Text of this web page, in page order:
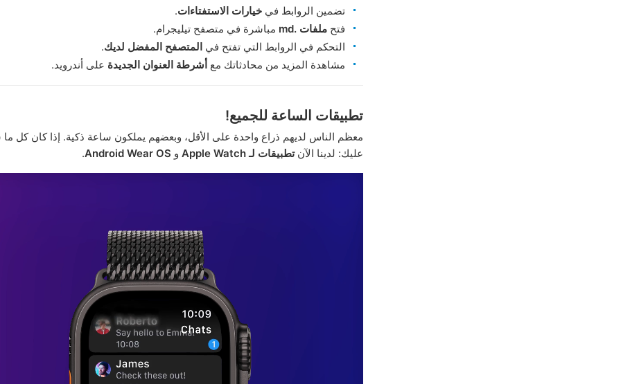
تضمين الروابط في خيارات الاستفتاءات.
فتح ملفات .md
مباشرة في متصفح تيليجرام.
التحكم في الروابط التي تفتح في المتصفح المفضل لديك.
مشاهدة المزيد من محادثاتك مع أشرطة العنوان الجديدة على أندرويد.
تطبيقات الساعة للجميع!
معظم الناس لديهم ذراع واحدة على الأقل، وبعضهم يملكون ساعة ذكية. إذا كان كل
عليك: لدينا الآنتطبيقات لـ Apple Watch و Android Wear OS
.